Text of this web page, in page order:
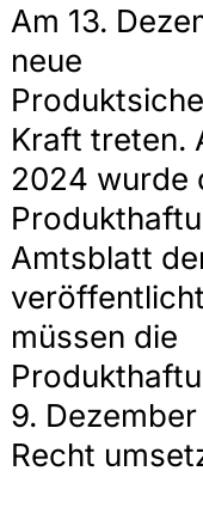
Am 13.
neue
Kraft treten.
2024 wurde
Amtsblatt
müssen die
9.
Recht